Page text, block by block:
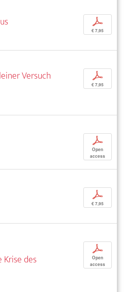
p
€ 7,95
Versuch
p
€ 7,95
p
Open
access
p
€ 7,95
Krise des
p
Open
access